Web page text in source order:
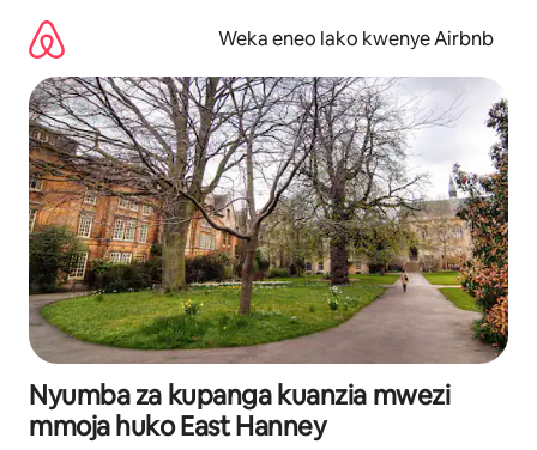
kwenda
kwenye
maudhui
Weka eneo lako kwenye Airbnb
Nyumba za kupanga kuanzia mwezi
mmoja huko East Hanney